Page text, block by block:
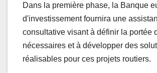
Dans la première phase, la Banque
d'investissement fournira une
consultative visant à définir la portée
nécessaires et à développer des
réalisables pour ces projets routiers.